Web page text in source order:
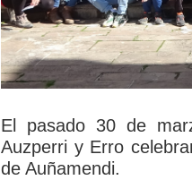
El pasado 30 de
Auzperri y Erro
de Auñamendi.